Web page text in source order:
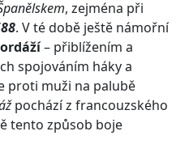
, zejména při
. V té době ještě námořní
– přiblížením a
spojováním háky a
proti muži na palubě
pochází z francouzského
tento způsob boje